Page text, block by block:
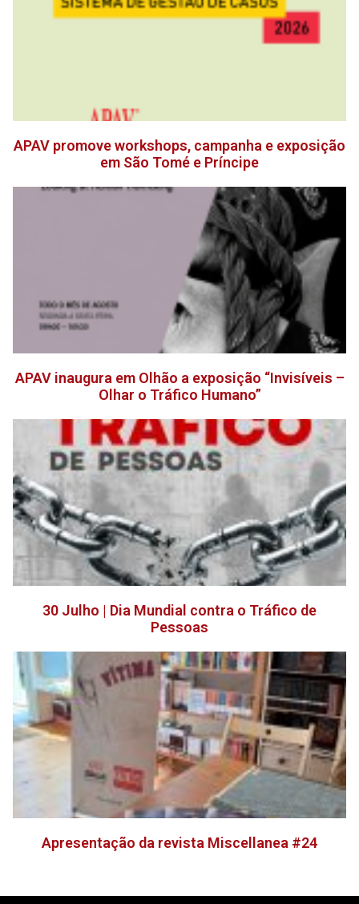
APAV promove workshops, campanha e exposição
em São Tomé e Príncipe
APAV inaugura em Olhão a exposição “Invisíveis –
Olhar o Tráfico Humano”
30 Julho | Dia Mundial contra o Tráfico de
Pessoas
Apresentação da revista Miscellanea #24